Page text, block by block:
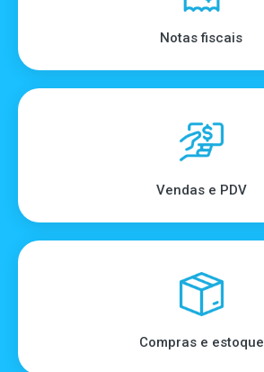
Notas fiscais
Vendas e PDV
Compras e estoque